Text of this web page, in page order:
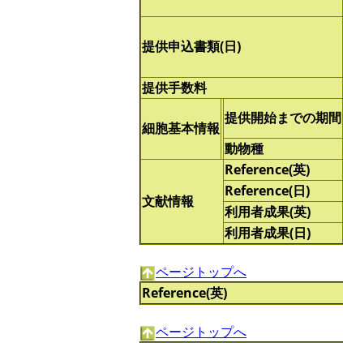
提供申込書類(日)
提供手数料
細胞基本情報
提供開始までの期間
動物種
文献情報
Reference(英)
Reference(日)
利用者成果(英)
利用者成果(日)
ページトップへ
Reference(英)
ページトップへ